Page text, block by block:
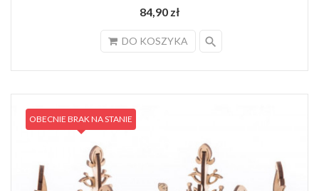
84,90 zł
DO KOSZYKA search
OBECNIE BRAK NA STANIE